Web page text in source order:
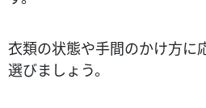
衣類の状態や手間のかけ方に
選びましょう。